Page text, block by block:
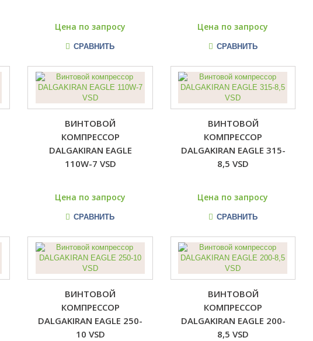
Цена по запросу
СРАВНИТЬ
Цена по запросу
СРАВНИТЬ
ВИНТОВОЙ
КОМПРЕССОР
DALGAKIRAN EAGLE
110W-7 VSD
Цена по запросу
СРАВНИТЬ
ВИНТОВОЙ
КОМПРЕССОР
DALGAKIRAN EAGLE 315-
8,5 VSD
Цена по запросу
СРАВНИТЬ
ВИНТОВОЙ
КОМПРЕССОР
DALGAKIRAN EAGLE 250-
10 VSD
ВИНТОВОЙ
КОМПРЕССОР
DALGAKIRAN EAGLE 200-
8,5 VSD